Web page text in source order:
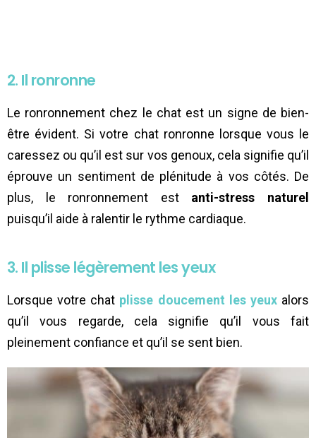
2. Il ronronne
Le ronronnement chez le chat est un signe de bien-
être évident. Si votre chat ronronne lorsque vous le
caressez ou qu’il est sur vos genoux, cela signifie qu’il
éprouve un sentiment de plénitude à vos côtés. De
plus, le ronronnement est anti-stress naturel
puisqu’il aide à ralentir le rythme cardiaque.
3. Il plisse légèrement les yeux
Lorsque votre chat plisse doucement les yeuxalors
qu’il vous regarde, cela signifie qu’il vous fait
pleinement confiance et qu’il se sent bien.